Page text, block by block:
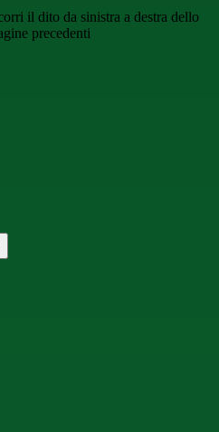
il dito da sinistra a destra dello
precedenti